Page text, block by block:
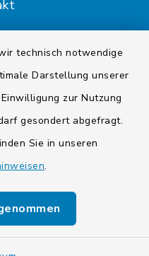
technisch notwendige
Darstellung unserer
zur Nutzung
gesondert abgefragt.
Sie in unseren
.